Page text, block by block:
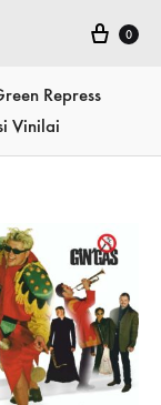
0
Repress
Vinilai